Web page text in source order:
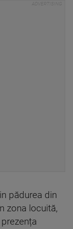
pădurea din
zona locuită,